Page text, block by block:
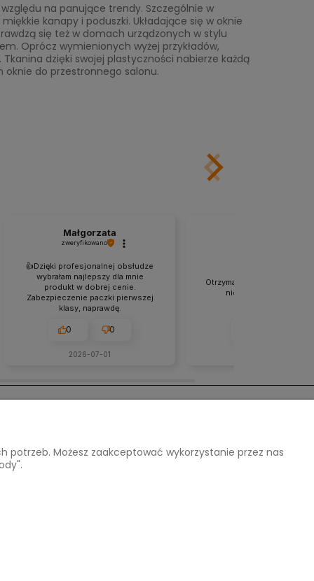
na panujące trendy. Szczególnie w
kanapy i poduszki. Układające się w oknie
się też w domach urządzonych w stylu
Oprócz wymienionych wyżej przykładów,
dzięki swojej plastyczności nabierze każdą
oknie do przestronnego salonu.
Małgorzata
zweryfikowano
👍️Dzięki profesjonalnej obsłudze
wybrałam najlepszy dla mnie
produkt w dobrej cenie.
Zabezpieczenie paczki pierwszej
klasy, naprawdę.
0 0
2026-07-01
Otrzymałem całkowicie
nienaruszoną
Kontakt i dane firmy
Możesz zaakceptować wykorzystanie przez nas